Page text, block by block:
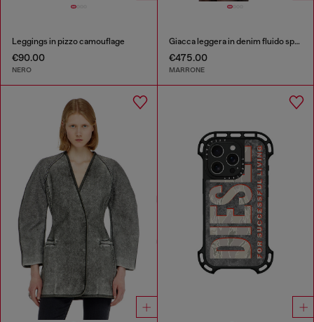
Leggings in pizzo camouflage
€90.00
NERO
Giacca leggera in denim fluido spalmato
€475.00
MARRONE